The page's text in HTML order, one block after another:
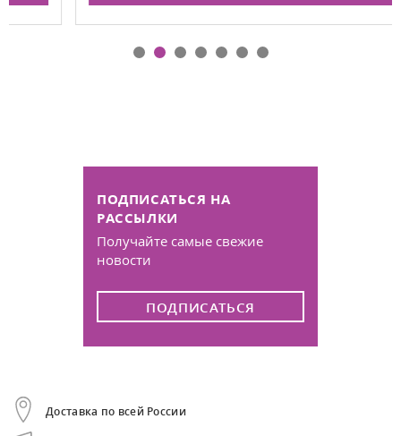
ПОДПИСАТЬСЯ НА
РАССЫЛКИ
Получайте самые свежие
новости
ПОДПИСАТЬСЯ
Доставка по всей России